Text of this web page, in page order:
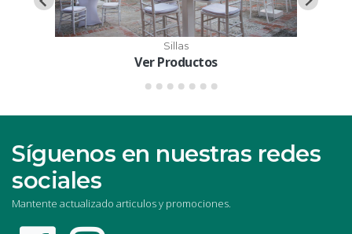
Sillas
Ver Productos
Síguenos en nuestras redes
sociales
Mantente actualizado articulos y promociones.